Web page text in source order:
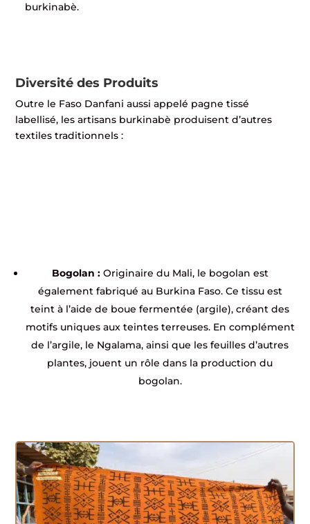
burkinabè.
Diversité des Produits
Outre le Faso Danfani aussi appelé pagne tissé
labellisé, les artisans burkinabè produisent d’autres
textiles traditionnels :
Bogolan :Originaire du Mali, le bogolan est
également fabriqué au Burkina Faso. Ce tissu est
teint à l’aide de boue fermentée (argile), créant des
motifs uniques aux teintes terreuses. En complément
de l’argile, le Ngalama, ainsi que les feuilles d’autres
plantes, jouent un rôle dans la production du
bogolan.